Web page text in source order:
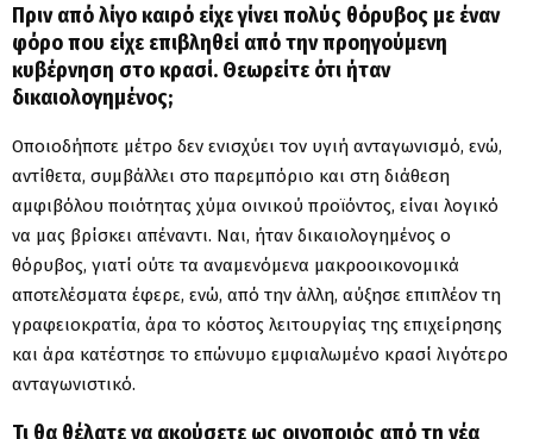
Πριν από λίγο καιρό είχε γίνει πολύς θόρυβος με έναν
φόρο που είχε επιβληθεί από την προηγούμενη
κυβέρνηση στο κρασί. Θεωρείτε ότι ήταν
δικαιολογημένος;
Οποιοδήποτε μέτρο δεν ενισχύει τον υγιή ανταγωνισμό, ενώ,
αντίθετα, συμβάλλει στο παρεμπόριο και στη διάθεση
αμφιβόλου ποιότητας χύμα οινικού προϊόντος, είναι λογικό
να μας βρίσκει απέναντι. Ναι, ήταν δικαιολογημένος ο
θόρυβος, γιατί ούτε τα αναμενόμενα μακροοικονομικά
αποτελέσματα έφερε, ενώ, από την άλλη, αύξησε επιπλέον τη
γραφειοκρατία, άρα το κόστος λειτουργίας της επιχείρησης
και άρα κατέστησε το επώνυμο εμφιαλωμένο κρασί λιγότερο
ανταγωνιστικό.
Τι θα θέλατε να ακούσετε ως οινοποιός από τη νέα